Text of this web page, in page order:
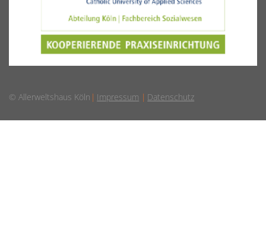
© Allerweltshaus Köln Impressum Datenschutz